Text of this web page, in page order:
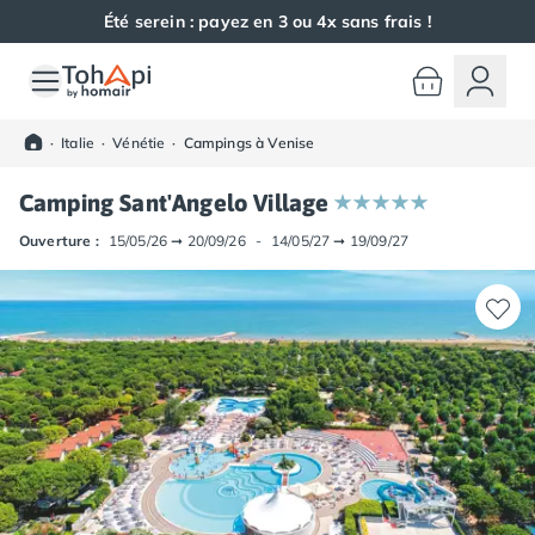
Été serein : payez en 3 ou 4x sans frais !
Toutes nos destinations
Camping Alsace
Camping Haut-Rhin
Camping Colmar
Camping Mulhouse
Camping Munster
Camping Aquitaine
Camping Dordogne
Camping Carsac-Aillac
Camping Les Eyzies-de-Tayac-Sireuil
Camping Sarlat
Camping Gironde
Camping Bordeaux
Camping Carcans
· Italie · Vénétie · Campings à Venise
Camping Sant'Angelo Village
Ouverture : 15/05/26 ➞ 20/09/26 - 14/05/27 ➞ 19/09/27